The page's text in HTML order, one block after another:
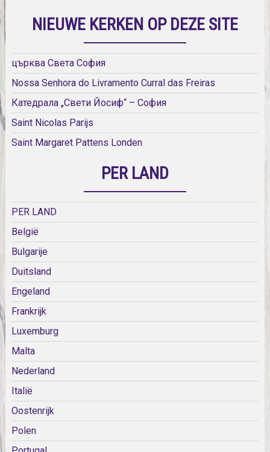
NIEUWE KERKEN OP DEZE SITE
църква Света София
Nossa Senhora do Livramento Curral das Freiras
Катедрала „Свети Йосиф“ – София
Saint Nicolas Parijs
Saint Margaret Pattens Londen
PER LAND
PER LAND
België
Bulgarije
Duitsland
Engeland
Frankrijk
Luxemburg
Malta
Nederland
Italië
Oostenrijk
Polen